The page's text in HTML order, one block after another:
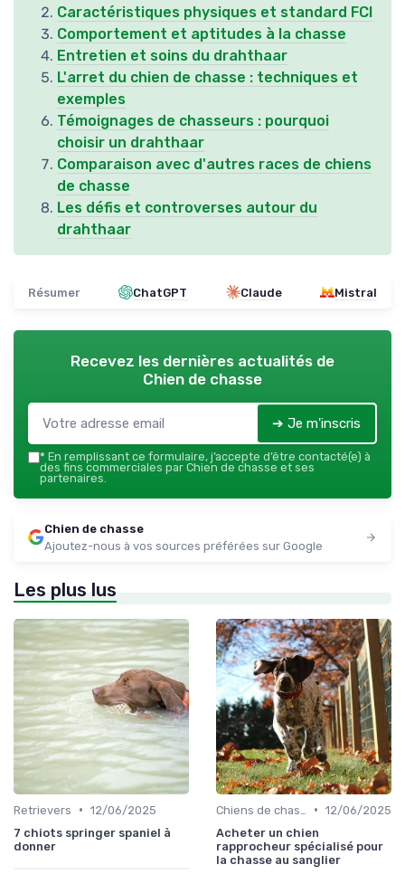
Caractéristiques physiques et standard FCI
Comportement et aptitudes à la chasse
Entretien et soins du drahthaar
L'arret du chien de chasse : techniques et
exemples
Témoignages de chasseurs : pourquoi
choisir un drahthaar
Comparaison avec d'autres races de chiens
de chasse
Les défis et controverses autour du
drahthaar
Résumer ChatGPT Claude Mistral
Recevez les dernières actualités de
Chien de chasse
➔ Je m'inscris
* En remplissant ce formulaire, j’accepte d’être contacté(e) à
des fins commerciales par Chien de chasse et ses
partenaires.
Chien de chasse
Ajoutez-nous à vos sources préférées sur Google
Les plus lus
Retrievers • 12/06/2025
7 chiots springer spaniel à
donner
• 12/06/2025
Acheter un chien
rapprocheur spécialisé pour
la chasse au sanglier